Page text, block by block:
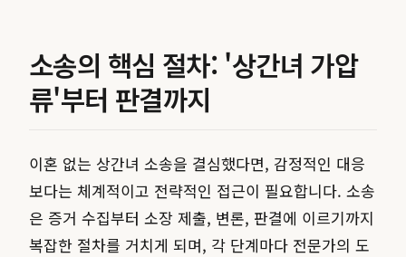
소송의 핵심 절차: '상간녀 가압
류'부터 판결까지
이혼 없는 상간녀 소송을 결심했다면, 감정적인 대응
보다는 체계적이고 전략적인 접근이 필요합니다. 소송
은 증거 수집부터 소장 제출, 변론, 판결에 이르기까지
복잡한 절차를 거치게 되며, 각 단계마다 전문가의 도